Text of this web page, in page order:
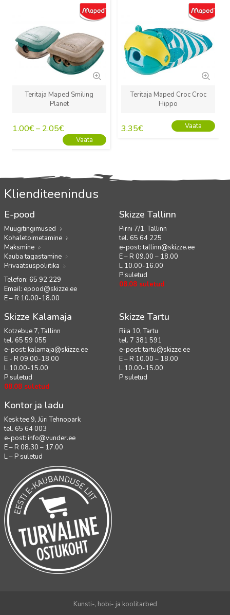
Teritaja Maped Smiling
Planet
1.00€– 2.05€
Vaata
Teritaja Maped Croc Croc
Hippo
3.35€ Vaata
Klienditeenindus
E-pood
Müügitingimused
Kohaletoimetamine
Maksmine
Kauba tagastamine
Privaatsuspoliitika
Telefon: 65 92 229
Email: epood@skizze.ee
E – R 10.00-18.00
Skizze Tallinn
Pirni 7/1, Tallinn
tel. 65 64 225
e-post:tallinn@skizze.ee
E – R 09.00 – 18.00
L 10.00-16.00
P suletud
08.08 suletud
Skizze Kalamaja
Kotzebue 7, Tallinn
tel. 65 59 055
e-post: kalamaja@skizze.ee
E - R 09.00-18.00
L 10.00-15.00
P suletud
08.08 suletud
Skizze Tartu
Riia 10, Tartu
tel. 7 381 591
e-post:tartu@skizze.ee
E – R 10.00 – 18.00
L 10.00-15.00
P suletud
Kontor ja ladu
Kesk tee 9, Jüri Tehnopark
tel. 65 64 003
e-post: info@vunder.ee
E – R 08.30 – 17.00
L – P suletud
Kunsti-, hobi- ja koolitarbed